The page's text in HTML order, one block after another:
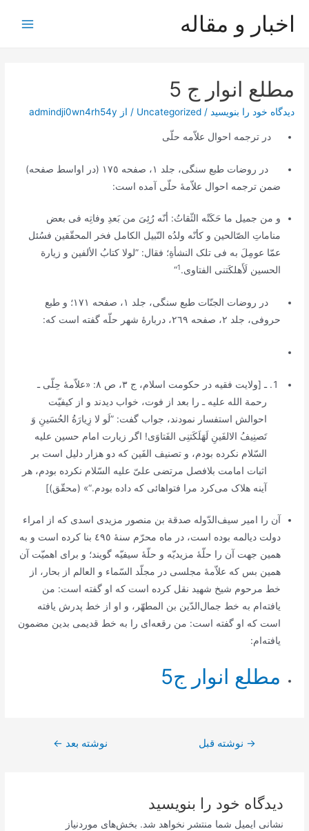
اخبار و مقاله
مطلع انوار ج 5
دیدگاه‌ خود را بنویسید /
Uncategorized / از admindji0wn4rh54y
در ترجمه احوال علاّمه حلّی
در روضات
طبع سنگی، جلد ١، صفحه ١٧٥ (در اواسط صفحه)
ضمن ترجمه احوال علاّمۀ حلّی آمده است:
و من جمیل ما حَکَتْه الثّقاتُ: أنّه رُئِیَ من بَعدِ وفاتِه فی بعض
مناماتِ الصّالحین و کأنّه ولدُه النّبیل الکامل فخر المحقّقین فسُئل
عمّا عومِلَ به فی تلک النشأةِ؛ فقال: ”لولا کتابُ الألفین و زیارة
الحسین لَأَهلکَتنی الفتاوی.1
“
در روضات الجنّات
طبع سنگی، جلد ١، صفحه ١٧١؛ و طبع
حروفی، جلد ٢، صفحه ٢٦٩، دربارۀ شهر حلّه گفته است که:
ـ [ولایت فقیه در حکومت اسلام
، ج ٣، ص ٨: «علاّمۀ حِلّی ـ
رحمة الله علیه ـ را بعد از فوت، خواب دیدند و از کیفیّت
احوالش استفسار نمودند، جواب گفت:”لَو لا زِیارَةُ الحُسَینِ وَ
تَصنِیفُ الالفَینِ لَهَلَکَتنِی الفَتاوَی! اگر زیارت امام حسین علیه
السّلام نکرده بودم، و تصنیف الفَین که دو هزار دلیل است بر
اثبات امامت بلافصل مرتضی علیّ علیه السّلام نکرده بودم، هر
آینه هلاک می‌کرد مرا فتواهائی که داده بودم.“» (محقّق)]
آن را امیر سیف‌الدّوله صدقة بن منصور مزیدی اسدی که از امراء
دولت دیالمه بوده است، در ماه محرّم سنۀ ٤٩٥ بنا کرده است و به
همین جهت آن را حلّۀ مزیدیّه و حلّۀ سیفیّه گویند؛ و برای اهمیّت آن
همین بس که علاّمۀ مجلسی در مجلّد السّماء و العالم از بحار، از
خط مرحوم شیخ شهید نقل کرده است که او گفته است: من
یافته‌ام به خط جمال‌الدّین بن المطهّر، و او از خط پدرش یافته
است که او گفته است: من رقعه‌ای را به خط قدیمی بدین مضمون
یافته‌ام:
مطلع انوار ج5
راهبری→ نوشته قبل نوشته بعد ←
دیدگاه‌ خود را بنویسید
نشانی ایمیل شما منتشر نخواهد شد. بخش‌های موردنیاز